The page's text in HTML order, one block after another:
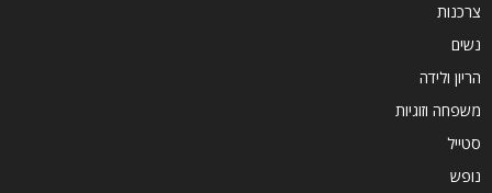
צרכנות
נשים
הריון ולידה
משפחה וזוגיות
סטייל
נופש